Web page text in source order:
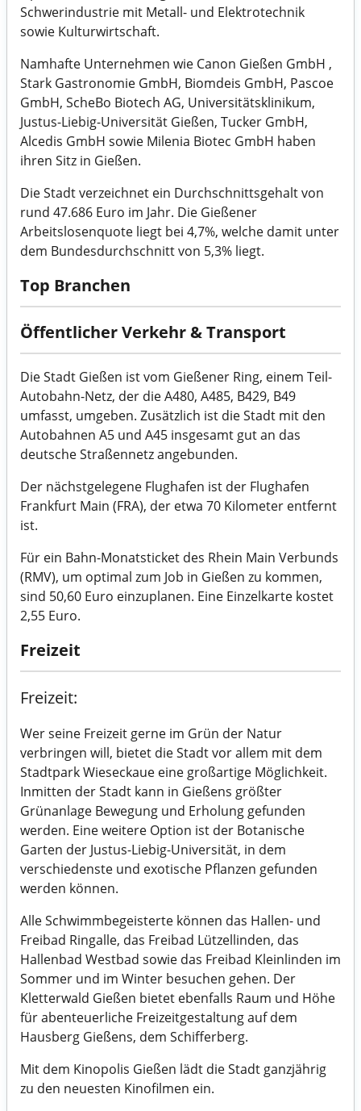
Schwerindustrie mit Metall- und Elektrotechnik
sowie Kulturwirtschaft.
Namhafte Unternehmen wie Canon Gießen GmbH ,
Stark Gastronomie GmbH, Biomdeis GmbH, Pascoe
GmbH, ScheBo Biotech AG, Universitätsklinikum,
Justus-Liebig-Universität Gießen, Tucker GmbH,
Alcedis GmbH sowie Milenia Biotec GmbH haben
ihren Sitz in Gießen.
Die Stadt verzeichnet ein Durchschnittsgehalt von
rund 47.686 Euro im Jahr. Die Gießener
Arbeitslosenquote liegt bei 4,7%, welche damit unter
dem Bundesdurchschnitt von 5,3% liegt.
Top Branchen
Öffentlicher Verkehr & Transport
Die Stadt Gießen ist vom Gießener Ring, einem Teil-
Autobahn-Netz, der die A480, A485, B429, B49
umfasst, umgeben. Zusätzlich ist die Stadt mit den
Autobahnen A5 und A45 insgesamt gut an das
deutsche Straßennetz angebunden.
Der nächstgelegene Flughafen ist der Flughafen
Frankfurt Main (FRA), der etwa 70 Kilometer entfernt
ist.
Für ein Bahn-Monatsticket des Rhein Main Verbunds
(RMV), um optimal zum Job in Gießen zu kommen,
sind 50,60 Euro einzuplanen. Eine Einzelkarte kostet
2,55 Euro.
Freizeit
Freizeit:
Wer seine Freizeit gerne im Grün der Natur
verbringen will, bietet die Stadt vor allem mit dem
Stadtpark Wieseckaue eine großartige Möglichkeit.
Inmitten der Stadt kann in Gießens größter
Grünanlage Bewegung und Erholung gefunden
werden. Eine weitere Option ist der Botanische
Garten der Justus-Liebig-Universität, in dem
verschiedenste und exotische Pflanzen gefunden
werden können.
Alle Schwimmbegeisterte können das Hallen- und
Freibad Ringalle, das Freibad Lützellinden, das
Hallenbad Westbad sowie das Freibad Kleinlinden im
Sommer und im Winter besuchen gehen. Der
Kletterwald Gießen bietet ebenfalls Raum und Höhe
für abenteuerliche Freizeitgestaltung auf dem
Hausberg Gießens, dem Schifferberg.
Mit dem Kinopolis Gießen lädt die Stadt ganzjährig
zu den neuesten Kinofilmen ein.